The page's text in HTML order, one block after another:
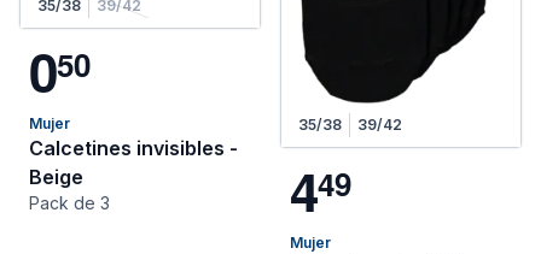
35/38 39/42
050
Mujer
Calcetines invisibles -
Beige
Pack de 3
35/38 39/42
449
Mujer